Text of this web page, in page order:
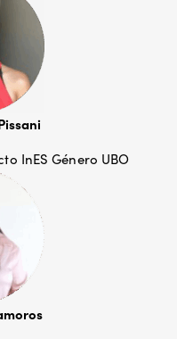
InES Género UBO